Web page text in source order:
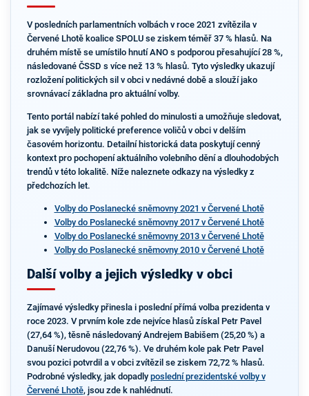
V posledních parlamentních volbách v roce 2021 zvítězila v
Červené Lhotě koalice SPOLU se ziskem téměř 37 % hlasů. Na
druhém místě se umístilo hnutí ANO s podporou přesahující 28 %,
následované ČSSD s více než 13 % hlasů. Tyto výsledky ukazují
rozložení politických sil v obci v nedávné době a slouží jako
srovnávací základna pro aktuální volby.
Tento portál nabízí také pohled do minulosti a umožňuje sledovat,
jak se vyvíjely politické preference voličů v obci v delším
časovém horizontu. Detailní historická data poskytují cenný
kontext pro pochopení aktuálního volebního dění a dlouhodobých
trendů v této lokalitě. Níže naleznete odkazy na výsledky z
předchozích let.
Volby do Poslanecké sněmovny 2021 v Červené Lhotě
Volby do Poslanecké sněmovny 2017 v Červené Lhotě
Volby do Poslanecké sněmovny 2013 v Červené Lhotě
Volby do Poslanecké sněmovny 2010 v Červené Lhotě
Další volby a jejich výsledky v obci
Zajímavé výsledky přinesla i poslední přímá volba prezidenta v
roce 2023. V prvním kole zde nejvíce hlasů získal Petr Pavel
(27,64 %), těsně následovaný Andrejem Babišem (25,20 %) a
Danuší Nerudovou (22,76 %). Ve druhém kole pak Petr Pavel
svou pozici potvrdil a v obci zvítězil se ziskem 72,72 % hlasů.
Podrobné výsledky, jak dopadly poslední prezidentské volby v
Červené Lhotě, jsou zde k nahlédnutí.